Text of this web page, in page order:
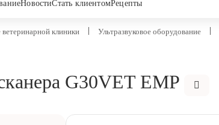
НовостиСтать клиентомРецепты
клиники Ультразвуковое оборудование
G30VET EMP